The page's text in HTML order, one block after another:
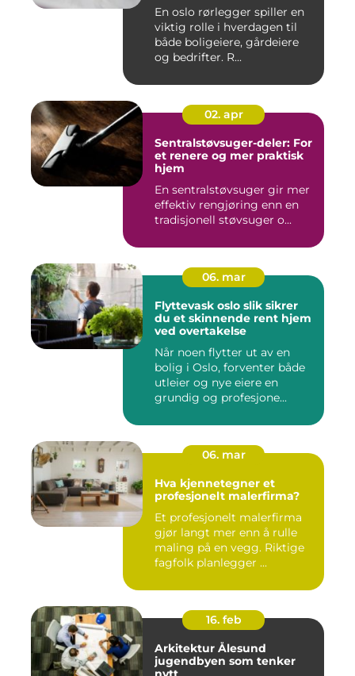
En oslo rørlegger spiller en
viktig rolle i hverdagen til
både boligeiere, gårdeiere
og bedrifter. R...
02. apr
Sentralstøvsuger-deler: For
et renere og mer praktisk
hjem
En sentralstøvsuger gir mer
effektiv rengjøring enn en
tradisjonell støvsuger o...
06. mar
Flyttevask oslo slik sikrer
du et skinnende rent hjem
ved overtakelse
Når noen flytter ut av en
bolig i Oslo, forventer både
utleier og nye eiere en
grundig og profesjone...
06. mar
Hva kjennetegner et
profesjonelt malerfirma?
Et profesjonelt malerfirma
gjør langt mer enn å rulle
maling på en vegg. Riktige
fagfolk planlegger ...
16. feb
Arkitektur Ålesund
jugendbyen som tenker